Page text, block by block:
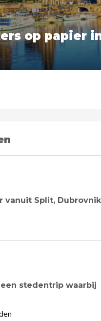
op papier
vanuit Split, Dubrovnik
stedentrip waarbij